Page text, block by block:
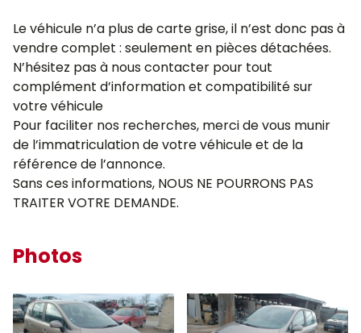
Le véhicule n’a plus de carte grise, il n’est donc pas à
vendre complet : seulement en pièces détachées.
N’hésitez pas à nous contacter pour tout
complément d’information et compatibilité sur
votre véhicule
Pour faciliter nos recherches, merci de vous munir
de l’immatriculation de votre véhicule et de la
référence de l’annonce.
Sans ces informations, NOUS NE POURRONS PAS
TRAITER VOTRE DEMANDE.
Photos